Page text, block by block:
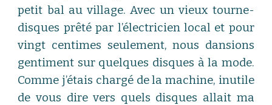
petit bal au village. Avec un vieux tourne-
disques prêté par l’électricien local et pour
vingt centimes seulement, nous dansions
gentiment sur quelques disques à la mode.
Comme j’étais chargé de la machine, inutile
de vous dire vers quels disques allait ma